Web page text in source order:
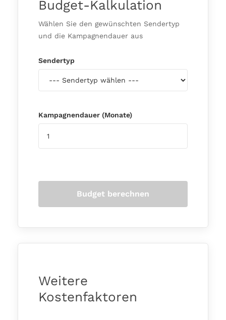
Budget-Kalkulation
Wählen Sie den gewünschten Sendertyp
und die Kampagnendauer aus
Sendertyp
Kampagnendauer (Monate)
Budget berechnen
Weitere
Kostenfaktoren